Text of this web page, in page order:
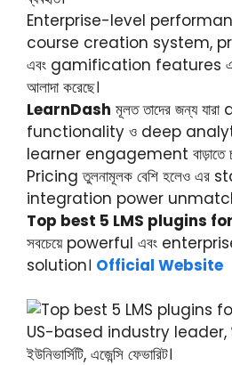
Enterprise-level
course creation system,
এবং gamification features একে
আলাদা করেছে।
LearnDash মূলত তাদের জন্য
functionality ও deep analytics
learner engagement বাড়াতে
Pricing তুলনামূলক বেশি হলেও এর
integration power
Top best 5 LMS plugins
সবচেয়ে powerful এবং
solution। Official Website
US-based industry leader,
ইউনিভার্সিটি, এজেন্সি ফেভারিট।